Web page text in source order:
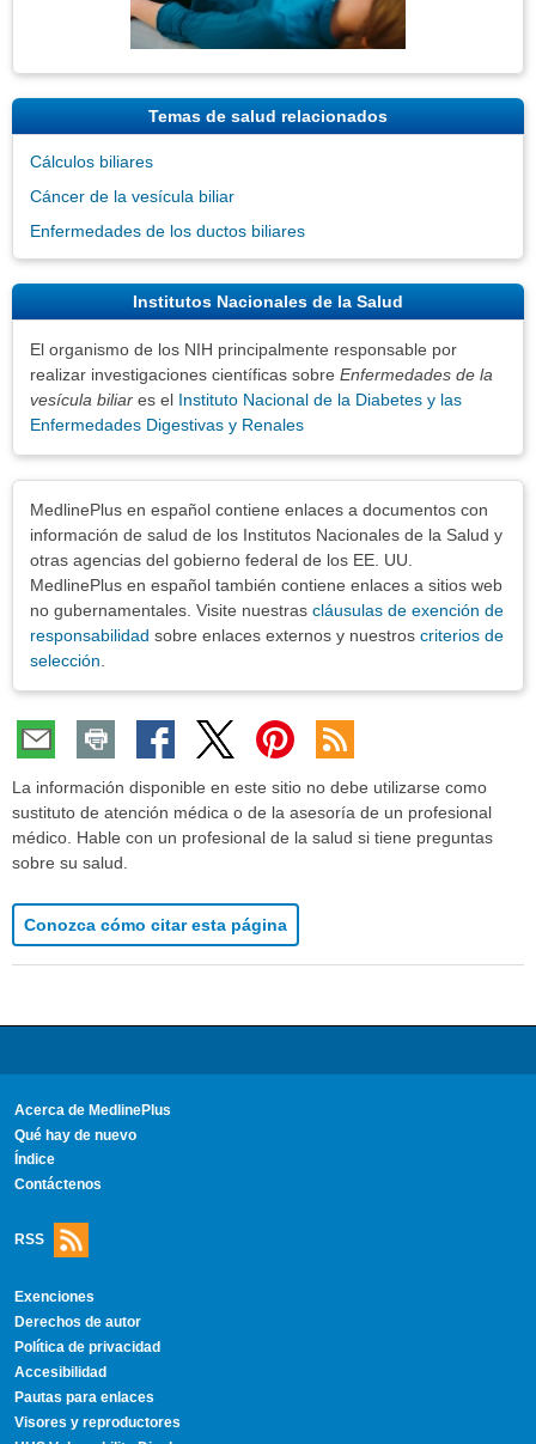
Temas de salud relacionados
Cálculos biliares
Cáncer de la vesícula biliar
Enfermedades de los ductos biliares
Institutos Nacionales de la Salud
El organismo de los NIH principalmente responsable por
realizar investigaciones científicas sobre Enfermedades de la
vesícula biliar es el Instituto Nacional de la Diabetes y las
Enfermedades Digestivas y Renales
MedlinePlus en español contiene enlaces a documentos con
información de salud de los Institutos Nacionales de la Salud y
otras agencias del gobierno federal de los EE. UU.
MedlinePlus en español también contiene enlaces a sitios web
no gubernamentales. Visite nuestras cláusulas de exención de
responsabilidad sobre enlaces externos y nuestros criterios de
selección
La información disponible en este sitio no debe utilizarse como
sustituto de atención médica o de la asesoría de un profesional
médico. Hable con un profesional de la salud si tiene preguntas
sobre su salud.
Conozca cómo citar esta página
Acerca de MedlinePlus
Qué hay de nuevo
Índice
Contáctenos
RSS
Exenciones
Derechos de autor
Política de privacidad
Accesibilidad
Pautas para enlaces
Visores y reproductores